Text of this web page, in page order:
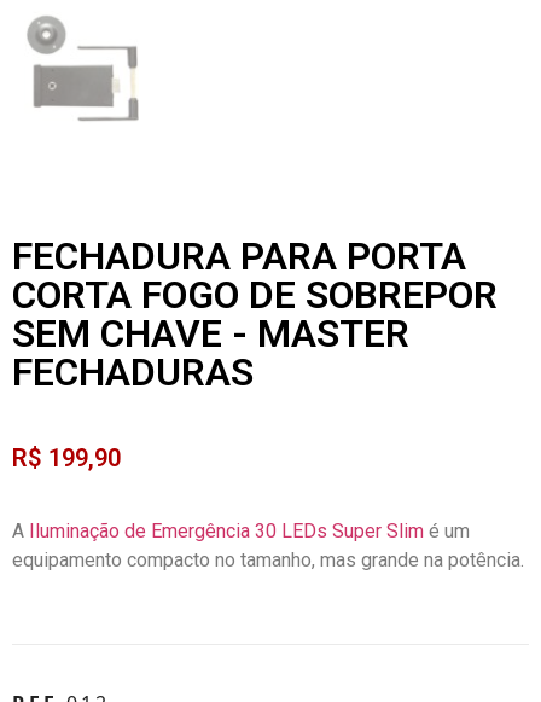
FECHADURA PARA PORTA
CORTA FOGO DE SOBREPOR
SEM CHAVE - MASTER
FECHADURAS
R$ 199,90
A Iluminação de Emergência 30 LEDs Super Slim é um
equipamento compacto no tamanho, mas grande na potência.